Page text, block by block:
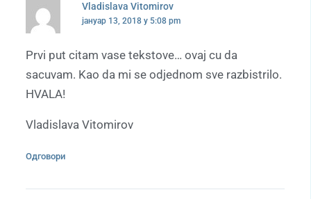
Vladislava Vitomirov
јануар 13, 2018 у 5:08 pm
Prvi put citam vase tekstove… ovaj cu da
sacuvam. Kao da mi se odjednom sve razbistrilo.
HVALA!
Vladislava Vitomirov
Одговори